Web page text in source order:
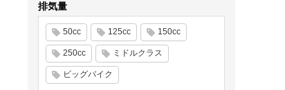
排気量
50cc 125cc 150cc
250cc ミドルクラス
ビッグバイク